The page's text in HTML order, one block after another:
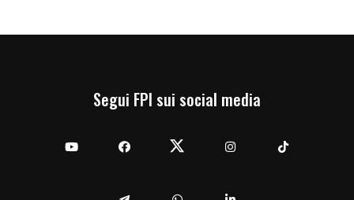
Segui FPI sui social media